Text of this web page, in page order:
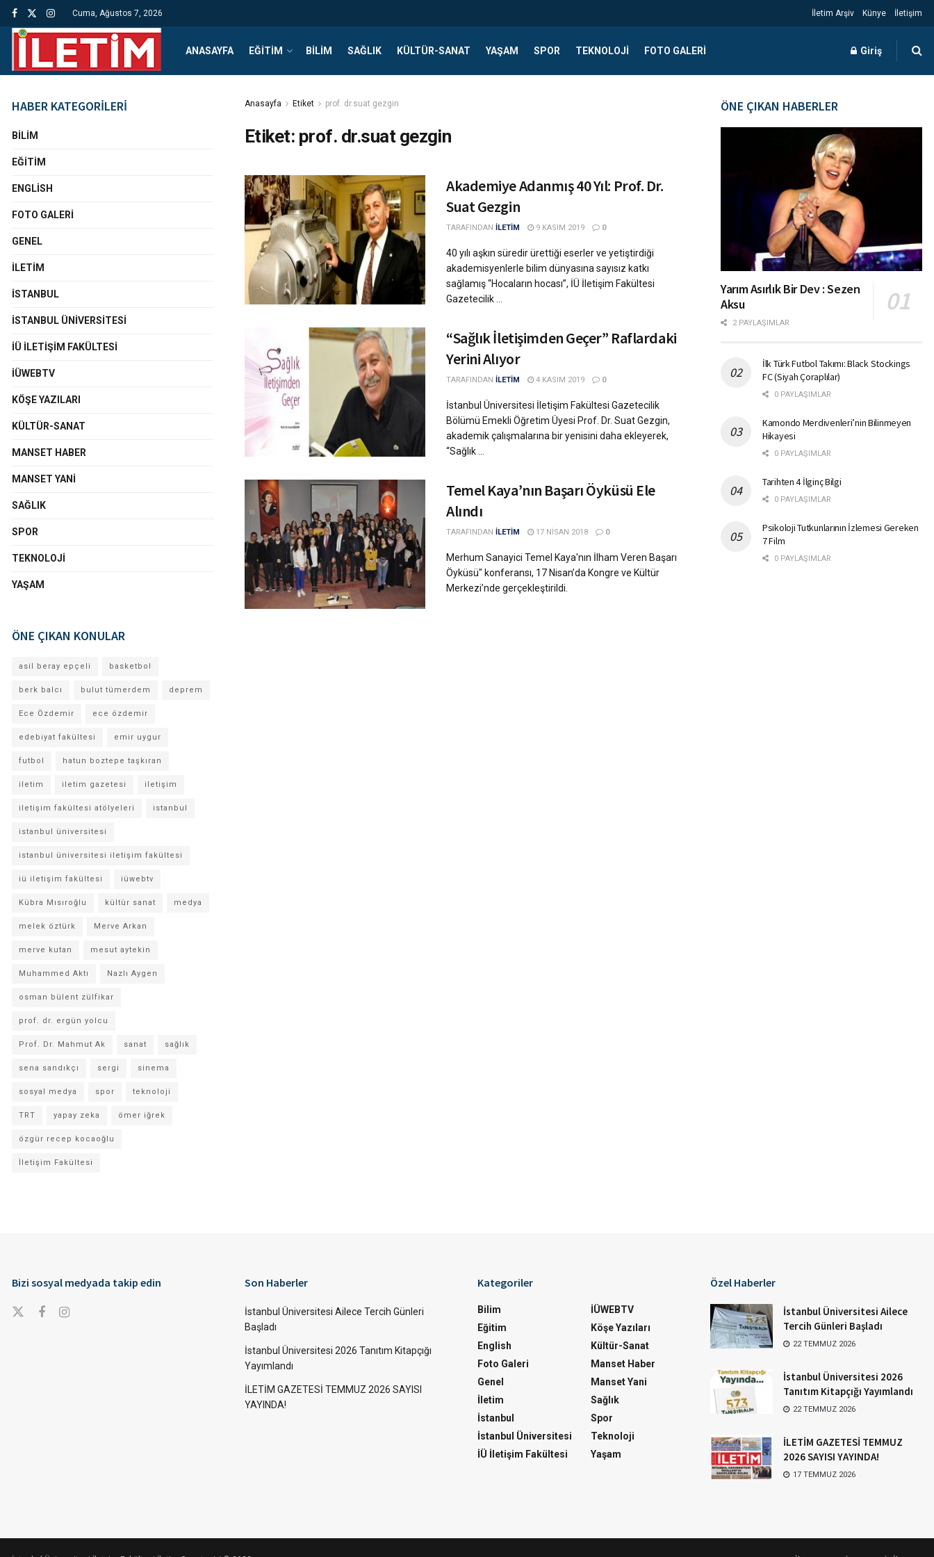
Cuma, Ağustos 7, 2026 İletim Arşiv Künye İletişim
ANASAYFA EĞITIM BILIM SAĞLIK KÜLTÜR-SANAT YAŞAM SPOR TEKNOLOJI FOTO GALERI Giriş
Anasayfa Etiket prof. dr.suat gezgin
Etiket: prof. dr.suat gezgin
Akademiye Adanmış 40 Yıl: Prof. Dr.
Suat Gezgin
TARAFINDAN İLETİM 9 KASIM 2019 0
40 yılı aşkın süredir ürettiği eserler ve yetiştirdiği
akademisyenlerle bilim dünyasına sayısız katkı
sağlamış “Hocaların hocası”, İÜ İletişim Fakültesi
Gazetecilik ...
“Sağlık İletişimden Geçer” Raflardaki
Yerini Alıyor
TARAFINDAN İLETİM 4 KASIM 2019 0
İstanbul Üniversitesi İletişim Fakültesi Gazetecilik
Bölümü Emekli Öğretim Üyesi Prof. Dr. Suat Gezgin,
akademik çalışmalarına bir yenisini daha ekleyerek,
“Sağlık ...
Temel Kaya’nın Başarı Öyküsü Ele
Alındı
TARAFINDAN İLETİM 17 NISAN 2018 0
Merhum Sanayici Temel Kaya'nın İlham Veren Başarı
Öyküsü" konferansı, 17 Nisan’da Kongre ve Kültür
Merkezi’nde gerçekleştirildi.
HABER KATEGORİLERİ
BILIM
EĞITIM
ENGLISH
FOTO GALERI
GENEL
İLETIM
İSTANBUL
İSTANBUL ÜNIVERSITESI
İÜ İLETIŞIM FAKÜLTESI
İÜWEBTV
KÖŞE YAZILARI
KÜLTÜR-SANAT
MANSET HABER
MANSET YANI
SAĞLIK
SPOR
TEKNOLOJI
YAŞAM
ÖNE ÇIKAN KONULAR
asil beray epçeli basketbol
berk balcı bulut tümerdem deprem
Ece Özdemir ece özdemir
edebiyat fakültesi emir uygur
futbol hatun boztepe taşkıran
iletim iletim gazetesi iletişim
iletişim fakültesi atölyeleri istanbul
istanbul üniversitesi
istanbul üniversitesi iletişim fakültesi
iü iletişim fakültesi iüwebtv
Kübra Mısıroğlu kültür sanat medya
melek öztürk Merve Arkan
merve kutan mesut aytekin
Muhammed Aktı Nazlı Aygen
osman bülent zülfikar
prof. dr. ergün yolcu
Prof. Dr. Mahmut Ak sanat sağlık
sena sandıkçı sergi sinema
sosyal medya spor teknoloji
TRT yapay zeka ömer iğrek
özgür recep kocaoğlu
İletişim Fakültesi
ÖNE ÇIKAN HABERLER
Yarım Asırlık Bir Dev : Sezen
Aksu
2 PAYLAŞIMLAR
İlk Türk Futbol Takımı: Black Stockings
FC (Siyah Çoraplılar)
0 PAYLAŞIMLAR
Kamondo Merdivenleri’nin Bilinmeyen
Hikayesi
0 PAYLAŞIMLAR
Tarihten 4 İlginç Bilgi
0 PAYLAŞIMLAR
Psikoloji Tutkunlarının İzlemesi Gereken
7 Film
0 PAYLAŞIMLAR
Bizi sosyal medyada takip edin Son Haberler
İstanbul Üniversitesi Ailece Tercih Günleri
Başladı
İstanbul Üniversitesi 2026 Tanıtım Kitapçığı
Yayımlandı
İLETİM GAZETESİ TEMMUZ 2026 SAYISI
YAYINDA!
Kategoriler
Bilim
Eğitim
English
Foto Galeri
Genel
İletim
İstanbul
İstanbul Üniversitesi
İÜ İletişim Fakültesi
İÜWEBTV
Köşe Yazıları
Kültür-Sanat
Manset Haber
Manset Yani
Sağlık
Spor
Teknoloji
Yaşam
Özel Haberler
İstanbul Üniversitesi Ailece
Tercih Günleri Başladı
22 TEMMUZ 2026
İstanbul Üniversitesi 2026
Tanıtım Kitapçığı Yayımlandı
22 TEMMUZ 2026
İLETİM GAZETESİ TEMMUZ
2026 SAYISI YAYINDA!
17 TEMMUZ 2026